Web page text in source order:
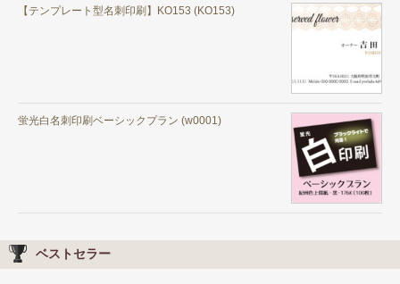
【テンプレート型名刺印刷】KO153 (KO153)
蛍光白名刺印刷ベーシックプラン (w0001)
ベストセラー